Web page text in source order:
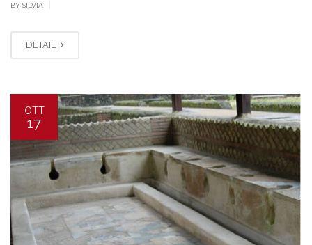
BY SILVIA
DETAIL
OTT
17